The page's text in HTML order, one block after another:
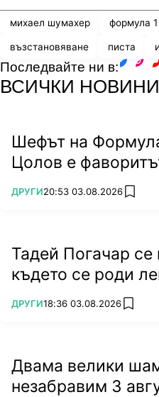
михаел шумахер формула 1
възстановяване писта
Последвайте ни в:
ВСИЧКИ НОВИНИ
Шефът на
Цолов е
ПОВЕЧЕ ОТ
ДРУГИ20:53 03.08.2026 add
Тадей Погачар
където се роди
ПОВЕЧЕ ОТ
ДРУГИ18:36 03.08.2026 add
Двама велики
незабравим 3